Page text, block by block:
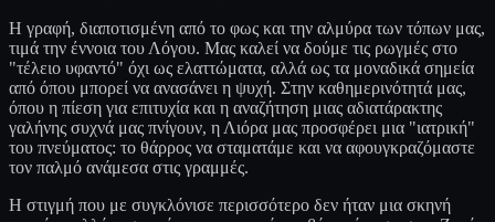
Η γραφή, διαποτισμένη από το φως και την αλμύρα των τόπων μας,
τιμά την έννοια του Λόγου. Μας καλεί να δούμε τις ρωγμές στο
"τέλειο υφαντό" όχι ως ελαττώματα, αλλά ως τα μοναδικά σημεία
από όπου μπορεί να ανασάνει η ψυχή. Στην καθημερινότητά μας,
όπου η πίεση για επιτυχία και η αναζήτηση μιας αδιατάρακτης
γαλήνης συχνά μας πνίγουν, η Λιόρα μας προσφέρει μια "ιατρική"
του πνεύματος: το θάρρος να σταματάμε και να αφουγκραζόμαστε
τον παλμό ανάμεσα στις γραμμές.
Η στιγμή που με συγκλόνισε περισσότερο δεν ήταν μια σκηνή